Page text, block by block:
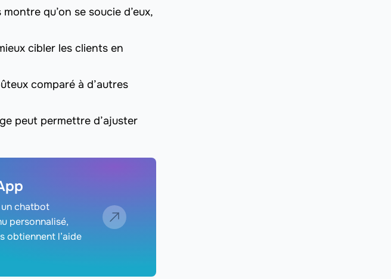
qu’on se soucie d’eux,
cibler les clients en
comparé à d’autres
peut permettre d’ajuster
chatbot
personnalisé,
obtiennent l’aide